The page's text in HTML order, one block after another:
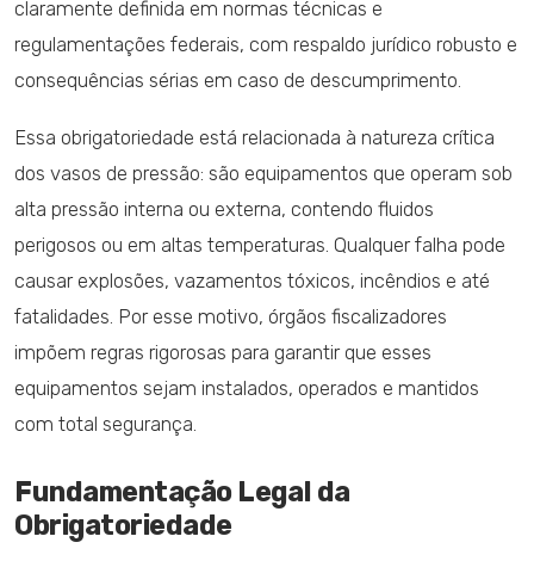
claramente definida em normas técnicas e
regulamentações federais, com respaldo jurídico robusto e
consequências sérias em caso de descumprimento.
Essa obrigatoriedade está relacionada à natureza crítica
dos vasos de pressão: são equipamentos que operam sob
alta pressão interna ou externa, contendo fluidos
perigosos ou em altas temperaturas. Qualquer falha pode
causar explosões, vazamentos tóxicos, incêndios e até
fatalidades. Por esse motivo, órgãos fiscalizadores
impõem regras rigorosas para garantir que esses
equipamentos sejam instalados, operados e mantidos
com total segurança.
Fundamentação Legal da
Obrigatoriedade